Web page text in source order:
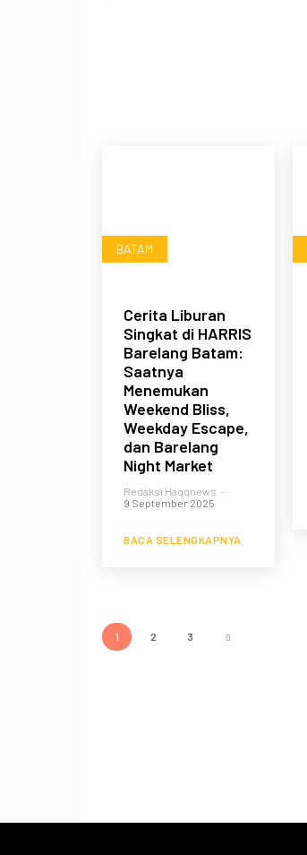
BATAM
Cerita Liburan
Singkat di HARRIS
Barelang Batam:
Saatnya
Menemukan
Weekend Bliss,
Weekday Escape,
dan Barelang
Night Market
Redaksi Haqqnews -
9 September 2025
BACA SELENGKAPNYA
1 2 3